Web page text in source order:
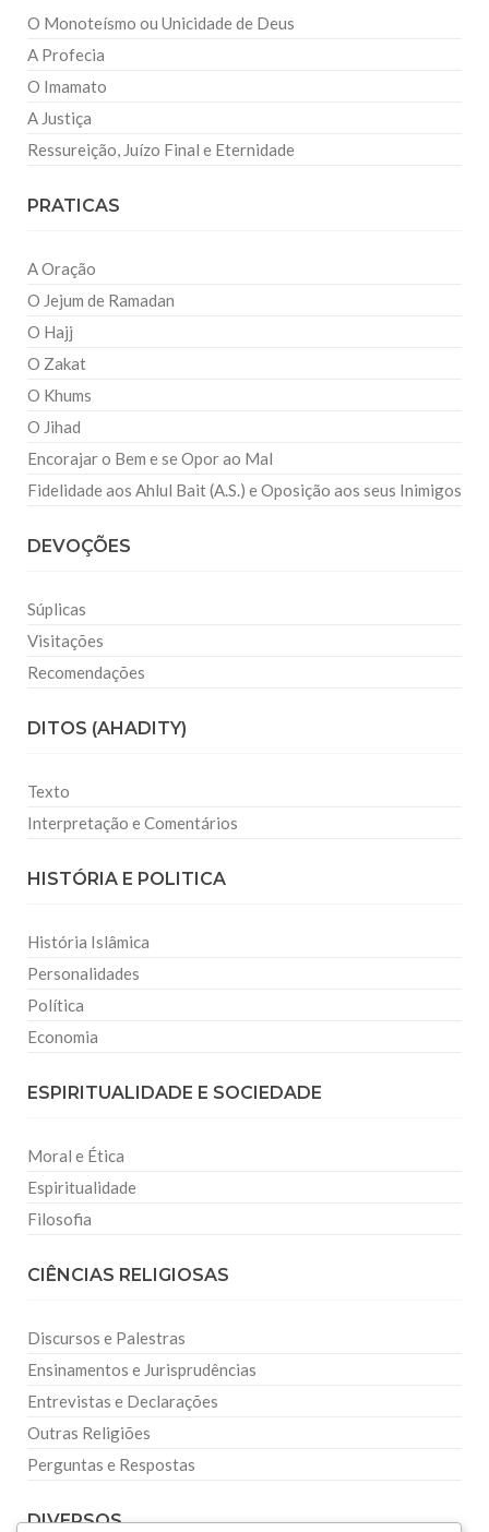
O Monoteísmo ou Unicidade de Deus
A Profecia
O Imamato
A Justiça
Ressureição, Juízo Final e Eternidade
PRATICAS
A Oração
O Jejum de Ramadan
O Hajj
O Zakat
O Khums
O Jihad
Encorajar o Bem e se Opor ao Mal
Fidelidade aos Ahlul Bait (A.S.) e Oposição aos seus Inimigos
DEVOÇÕES
Súplicas
Visitações
Recomendações
DITOS (AHADITY)
Texto
Interpretação e Comentários
HISTÓRIA E POLITICA
História Islâmica
Personalidades
Política
Economia
ESPIRITUALIDADE E SOCIEDADE
Moral e Ética
Espiritualidade
Filosofia
CIÊNCIAS RELIGIOSAS
Discursos e Palestras
Ensinamentos e Jurisprudências
Entrevistas e Declarações
Outras Religiões
Perguntas e Respostas
DIVERSOS